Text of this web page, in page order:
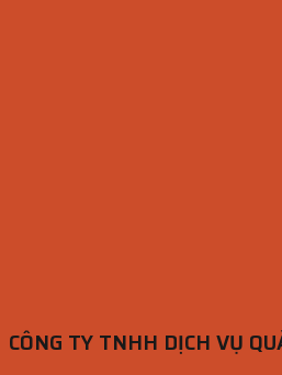
CÔNG TY TNHH DỊCH VỤ